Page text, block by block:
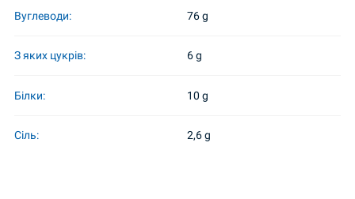
Вуглеводи: 76 g
З яких цукрів: 6 g
Білки: 10 g
Сіль: 2,6 g